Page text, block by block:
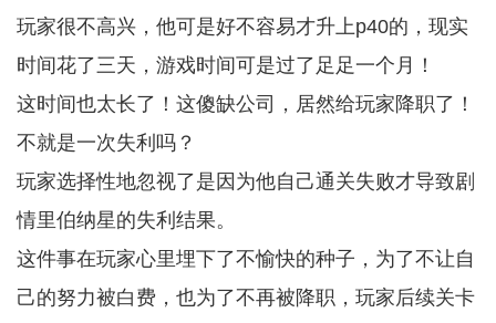
玩家很不高兴，他可是好不容易才升上p40的，现实
时间花了三天，游戏时间可是过了足足一个月！
这时间也太长了！这傻缺公司，居然给玩家降职了！
不就是一次失利吗？
玩家选择性地忽视了是因为他自己通关失败才导致剧
情里伯纳星的失利结果。
这件事在玩家心里埋下了不愉快的种子，为了不让自
己的努力被白费，也为了不再被降职，玩家后续关卡